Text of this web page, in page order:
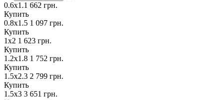
0.6х1.1 662 грн.
Купить
0.8х1.5 1 097 грн.
Купить
1х2 1 623 грн.
Купить
1.2х1.8 1 752 грн.
Купить
1.5х2.3 2 799 грн.
Купить
1.5х3 3 651 грн.